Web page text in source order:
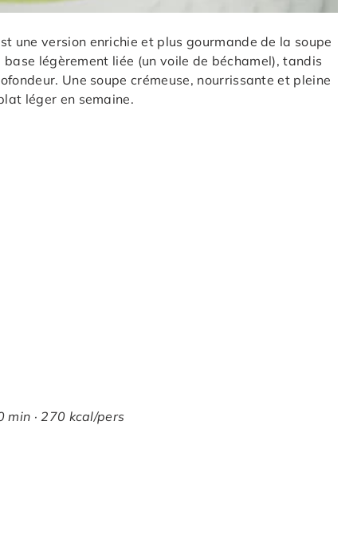
une version enrichie et plus gourmande de la soupe
légèrement liée (un voile de béchamel), tandis
Une soupe crémeuse, nourrissante et pleine
léger en semaine.
min · 270 kcal/pers